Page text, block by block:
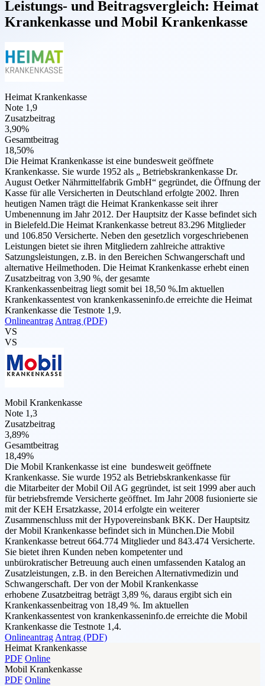
Leistungs- und Beitragsvergleich: Heimat
Krankenkasse und Mobil Krankenkasse
Heimat Krankenkasse
Note 1,9
Zusatzbeitrag
3,90%
Gesamtbeitrag
18,50%
Die Heimat Krankenkasse ist eine bundesweit geöffnete
Krankenkasse. Sie wurde 1952 als „ Betriebskrankenkasse Dr.
August Oetker Nährmittelfabrik GmbH“ gegründet, die Öffnung der
Kasse für alle Versicherten in Deutschland erfolgte 2002. Ihren
heutigen Namen trägt die Heimat Krankenkasse seit ihrer
Umbenennung im Jahr 2012. Der Hauptsitz der Kasse befindet sich
in Bielefeld.Die Heimat Krankenkasse betreut 83.296 Mitglieder
und 106.850 Versicherte. Neben den gesetzlich vorgeschriebenen
Leistungen bietet sie ihren Mitgliedern zahlreiche attraktive
Satzungsleistungen, z.B. in den Bereichen Schwangerschaft und
alternative Heilmethoden. Die Heimat Krankenkasse erhebt einen
Zusatzbeitrag von 3,90 %, der gesamte
Krankenkassenbeitrag liegt somit bei 18,50 %.Im aktuellen
Krankenkassentest von krankenkasseninfo.de erreichte die Heimat
Krankenkasse die Testnote 1,9.
Onlineantrag Antrag (PDF)
VS
VS
Mobil Krankenkasse
Note 1,3
Zusatzbeitrag
3,89%
Gesamtbeitrag
18,49%
Die Mobil Krankenkasse ist eine bundesweit geöffnete
Krankenkasse. Sie wurde 1952 als Betriebskrankenkasse für
die Mitarbeiter der Mobil Oil AG gegründet, ist seit 1999 aber auch
für betriebsfremde Versicherte geöffnet. Im Jahr 2008 fusionierte sie
mit der KEH Ersatzkasse, 2014 erfolgte ein weiterer
Zusammenschluss mit der Hypovereinsbank BKK. Der Hauptsitz
der Mobil Krankenkasse befindet sich in München.Die Mobil
Krankenkasse betreut 664.774 Mitglieder und 843.474 Versicherte.
Sie bietet ihren Kunden neben kompetenter und
unbürokratischer Betreuung auch einen umfassenden Katalog an
Zusatzleistungen, z.B. in den Bereichen Alternativmedizin und
Schwangerschaft. Der von der Mobil Krankenkasse
erhobene Zusatzbeitrag beträgt 3,89 %, daraus ergibt sich ein
Krankenkassenbeitrag von 18,49 %. Im aktuellen
Krankenkassentest von krankenkasseninfo.de erreichte die Mobil
Krankenkasse die Testnote 1,4.
Onlineantrag Antrag (PDF)
Heimat Krankenkasse
PDF Online
Mobil Krankenkasse
PDF Online